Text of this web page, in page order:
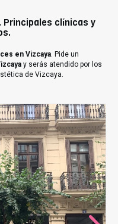
Principales clínicas y
en Vizcaya. Pide un
y serás atendido por los
de Vizcaya.